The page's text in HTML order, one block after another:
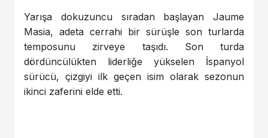
Yarışa dokuzuncu sıradan başlayan Jaume
Masia, adeta cerrahi bir sürüşle son turlarda
temposunu zirveye taşıdı. Son turda
dördüncülükten liderliğe yükselen İspanyol
sürücü, çizgiyi ilk geçen isim olarak sezonun
ikinci zaferini elde etti.